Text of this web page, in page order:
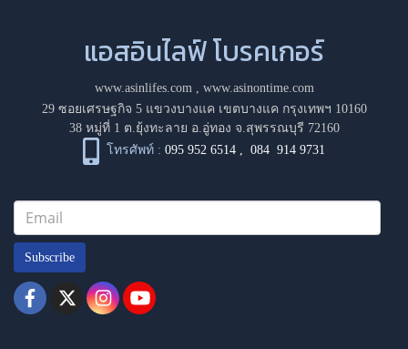
แอสอินไลฟ์ โบรคเกอร์
www.asinlifes.com, www.asinontime.com
29 ซอยเศรษฐกิจ 5 แขวงบางแค เขตบางแค กรุงเทพฯ 10160
38 หมู่ที่ 1 ต.ยุ้งทะลาย อ.อู่ทอง จ.สุพรรณบุรี 72160
โทรศัพท์ : 095 952 6514 ,084 914 9731
Subscribe